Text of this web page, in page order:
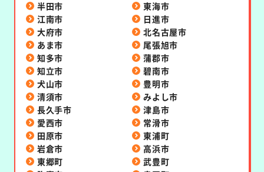
半田市
東海市
江南市
日進市
大府市
北名古屋市
あま市
尾張旭市
知多市
蒲郡市
知立市
碧南市
犬山市
豊明市
清須市
みよし市
長久手市
津島市
愛西市
常滑市
田原市
東浦町
岩倉市
高浜市
東郷町
武豊町